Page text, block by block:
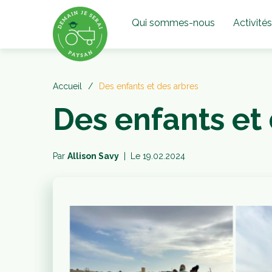
Qui sommes-nous Activités
Accueil Des enfants et des arbres
Des enfants et
Par Allison Savy | Le 19.02.2024